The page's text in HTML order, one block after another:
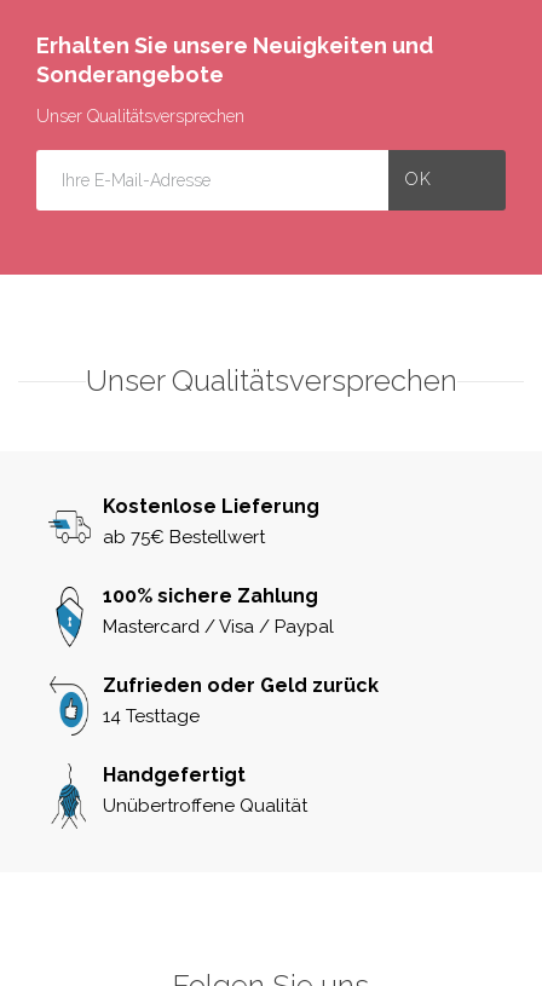
Erhalten Sie unsere Neuigkeiten und
Sonderangebote
Unser Qualitätsversprechen
Unser Qualitätsversprechen
Kostenlose Lieferung
ab 75€ Bestellwert
100% sichere Zahlung
Mastercard / Visa / Paypal
Zufrieden oder Geld zurück
14 Testtage
Handgefertigt
Unübertroffene Qualität